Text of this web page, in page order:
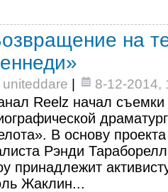
на
uniteddare 8-12-2014,
Reelz начал
В основу
Рэнди
принадлежит
Жаклин...